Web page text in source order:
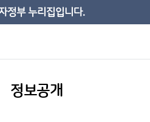
정부 누리집입니다.
정보공개